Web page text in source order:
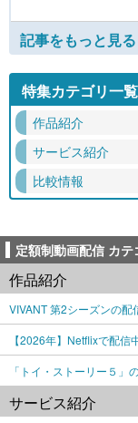
記事をもっと見
特集カテゴリ一覧
作品紹介
サービス紹介
比較情報
定額制動画配信 カ
作品紹介
VIVANT 第2シーズンの
【2026年】Netflixで配
「トイ・ストーリー５」
サービス紹介